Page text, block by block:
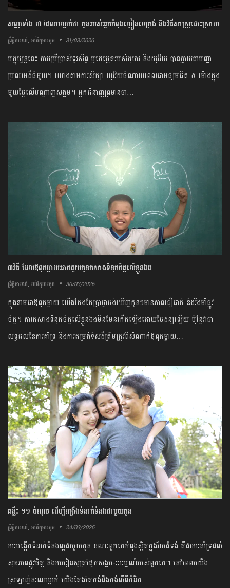
សញ្ញាទាំង ៧ ដែលបញ្ជាក់ថា កូនរបស់អ្នកកំពុងញៀនអេក្រង់ និងវិធីសាស្ត្រដោះស្រាយ
ព្រឹត្តិការណ៍, អប់រំកុមារតូច 31/03/2026
បច្ចុប្បន្ននេះ ការប្រើប្រាស់ទូរស័ព្ទ ឬថេប្លេតរបស់កុមារ និងយុវវ័យ បានក្លាយជាបញ្ហា
ប្រឈមដ៏ធំមួយ។ យោងតាមការសិក្សា យុវវ័យចំណាយពេលជាមធ្យមជិត ៥ ម៉ោងក្នុង
មួយថ្ងៃលើបណ្តាញសង្គម។ អ្នកជំនាញព្រមានថា…
៣វីធី ដែល​ឪពុកម្តាយ​អាច​ជួយកូនកសាងទំនុកចិត្តលើខ្លួនឯង
ព្រឹត្តិការណ៍, អប់រំកុមារតូច 30/03/2026
ក្នុងនាមជាឪពុកម្តាយ យើងតែងតែប្រាថ្នាចង់ឃើញកូនៗមានភាពជឿជាក់ និងរឹងមាំផ្លូវ
ចិត្ត។ ការកសាងទំនុកចិត្តលើខ្លួនឯងមិនមែនកើតឡើងដោយចៃដន្យឡើយ ប៉ុន្តែវាជា
លទ្ធផលនៃការគាំទ្រ និងការតម្រង់ទិសដ៏ត្រឹមត្រូវពីសំណាក់ឪពុកម្តាយ…
គន្លឹះ ១១ ចំណុច ដើម្បីពង្រឹងទំនាក់ទំនងជាមួយកូន
ព្រឹត្តិការណ៍, អប់រំកុមារតូច 24/03/2026
ការបង្កើតទំនាក់ទំនងល្អជាមួយកូន ខណៈពួកគេ​កំពុង​ស្ថិត​ក្នុងវ័យជំទង់ គឺជាការគាំទ្រដល់
សុខភាពផ្លូវចិត្ត និងការរៀនសូត្រផ្នែកសង្គម-អារម្មណ៍របស់ពួកគេ។ នៅពេលយើង
ស្រឡាញ់នរណាម្នាក់ យើងតែងតែចង់ដឹងចង់លឺពីគំនិត…